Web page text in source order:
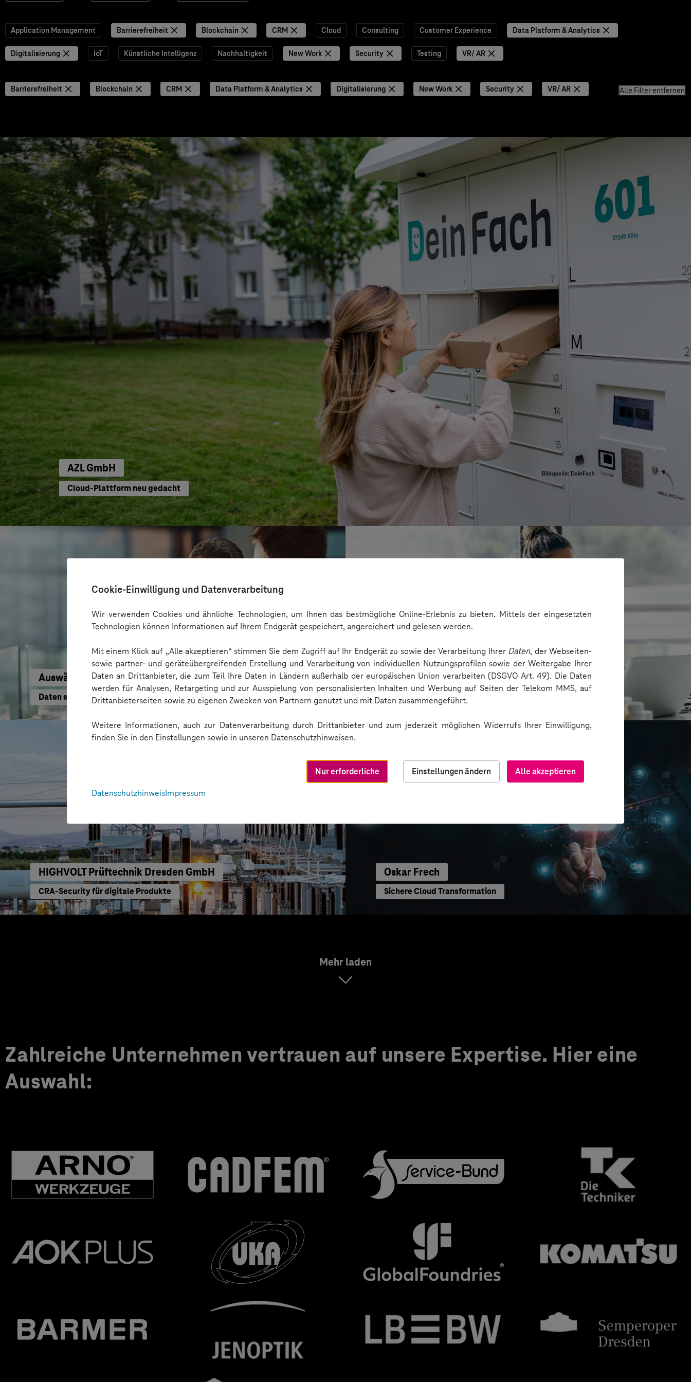
Cookie-Einwilligung und Datenverarbeitung
Wir verwenden Cookies und ähnliche Technologien, um Ihnen das bestmögliche Online-Erlebnis zu bieten. Mittels der eingesetzten
Technologien können Informationen auf Ihrem Endgerät gespeichert, angereichert und gelesen werden.
Mit einem Klick auf „Alle akzeptieren“ stimmen Sie dem Zugriff auf Ihr Endgerät zu sowie der Verarbeitung Ihrer Daten, der Webseiten-
sowie partner- und geräteübergreifenden Erstellung und Verarbeitung von individuellen Nutzungsprofilen sowie der Weitergabe Ihrer
Daten an Drittanbieter, die zum Teil Ihre Daten in Ländern außerhalb der europäischen Union verarbeiten (DSGVO Art. 49). Die Daten
werden für Analysen, Retargeting und zur Ausspielung von personalisierten Inhalten und Werbung auf Seiten der Telekom MMS, auf
Drittanbieterseiten sowie zu eigenen Zwecken von Partnern genutzt und mit Daten zusammengeführt.
Weitere Informationen, auch zur Datenverarbeitung durch Drittanbieter und zum jederzeit möglichen Widerrufs Ihrer Einwilligung,
finden Sie in den Einstellungen sowie in unseren Datenschutzhinweisen.
Alle akzeptieren
Nur erforderliche
Einstellungen ändern
DatenschutzhinweisImpressum
Application Management Barrierefreiheit Blockchain CRM Cloud Consulting Customer Experience Data Platform & Analytics
Digitalisierung IoT Künstliche Intelligenz Nachhaltigkeit New Work Security Testing VR/ AR
Barrierefreiheit Blockchain CRM Data Platform & Analytics Digitalisierung New Work Security VR/ AR Alle Filter entfernen
AZL GmbH
Cloud-Plattform neu gedacht
Auswärtiges Amt
Daten schneller nutzen
BARMER
Sichere Kommunikation über Messenger
HIGHVOLT Prüftechnik Dresden GmbH
CRA-Security für digitale Produkte
Oskar Frech
Sichere Cloud Transformation
Mehr laden
Zahlreiche Unternehmen vertrauen auf unsere Expertise. Hier eine
Auswahl: